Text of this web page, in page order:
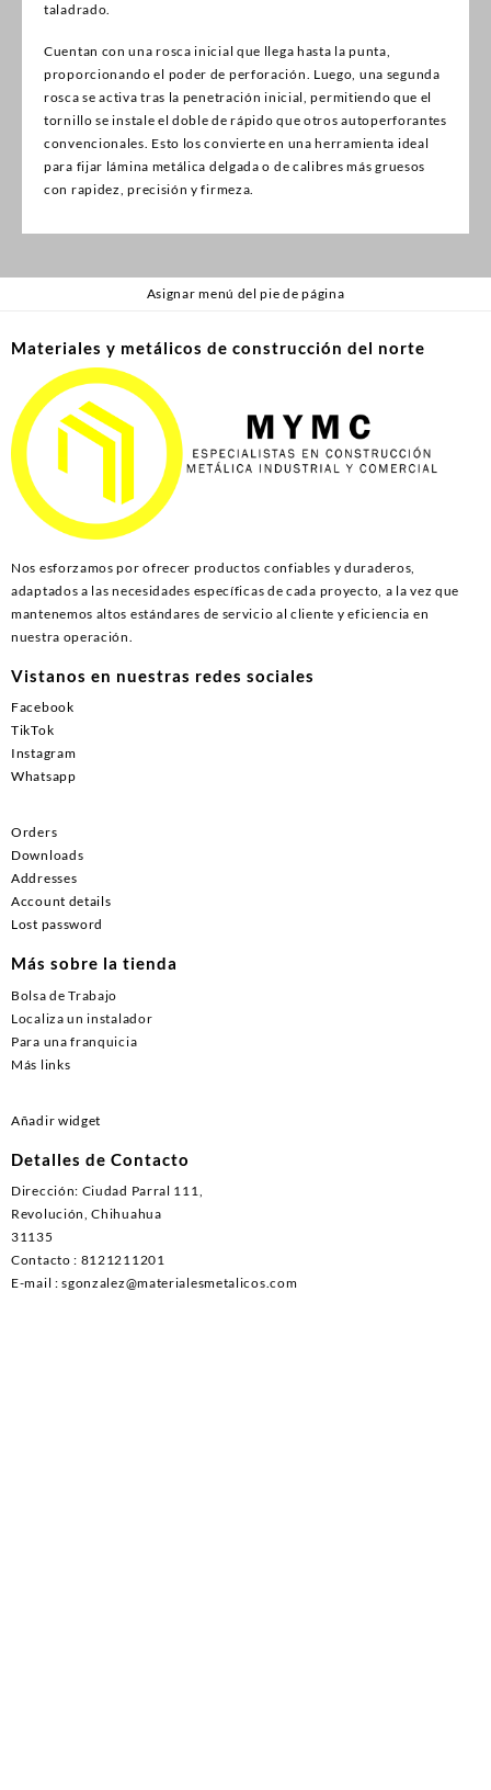
taladrado.
Cuentan con una rosca inicial que llega hasta la punta,
proporcionando el poder de perforación. Luego, una segunda
rosca se activa tras la penetración inicial, permitiendo que el
tornillo se instale el doble de rápido que otros autoperforantes
convencionales. Esto los convierte en una herramienta ideal
para fijar lámina metálica delgada o de calibres más gruesos
con rapidez, precisión y firmeza.
Asignar menú del pie de página
Materiales y metálicos de construcción del norte
Nos esforzamos por ofrecer productos confiables y duraderos,
adaptados a las necesidades específicas de cada proyecto, a la vez que
mantenemos altos estándares de servicio al cliente y eficiencia en
nuestra operación.
Vistanos en nuestras redes sociales
Facebook
TikTok
Instagram
Whatsapp
Orders
Downloads
Addresses
Account details
Lost password
Más sobre la tienda
Bolsa de Trabajo
Localiza un instalador
Para una franquicia
Más links
Añadir widget
Detalles de Contacto
Dirección: Ciudad Parral 111,
Revolución, Chihuahua
31135
Contacto : 8121211201
E-mail : sgonzalez@materialesmetalicos.com